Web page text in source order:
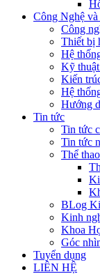
Công Nghệ
Công
Thiết bị
Hệ
Kỹ
Kiến
Hệ
Hướng
Tin tức
Tin tức
Tin tức
Thể
BLog
Kinh
Khoa
Góc
Tuyển dụng
LIÊN HỆ